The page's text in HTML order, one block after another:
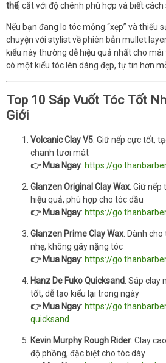
thể, cắt với độ chênh phù hợp và biết
Nếu bạn đang lo tóc mỏng “xẹp” và thiếu
chuyện với stylist về phiên bản mullet
kiểu này thường dễ hiệu quả nhất cho
có một kiểu tóc lên dáng đẹp, tự tin hơn
Top 10 Sáp Vuốt Tóc Tốt
Giới
Volcanic Clay V5: Giữ nếp cực tốt,
chanh tươi mát
👉 Mua Ngay: https://
Glanzen Original Clay Wax: Giữ nếp
hiệu quả, phù hợp cho tóc dầu
👉 Mua Ngay: https://
Glanzen Prime Clay Wax: Dành
nhẹ, không gây nặng tóc
👉 Mua Ngay: https://
Hanz De Fuko Quicksand: Sáp clay
tốt, dễ tạo kiểu lại trong ngày
👉 Mua Ngay: https://
quicksand
Kevin Murphy Rough Rider: Clay
độ phồng, đặc biệt cho tóc dày